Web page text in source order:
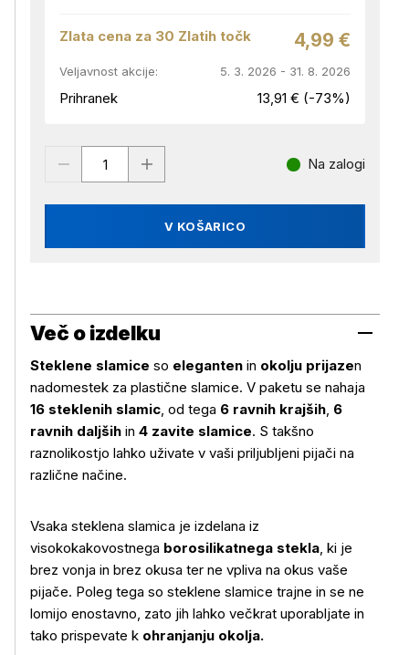
Zlata cena za 30 Zlatih točk 4,99 €
Veljavnost akcije: 5. 3. 2026 - 31. 8. 2026
Prihranek 13,91 € (-73%)
V KOŠARICO
Na zalogi
Več o izdelku
Steklene slamice so eleganten in okolju prijazen
nadomestek za plastične slamice. V paketu se nahaja
16 steklenih slamic, od tega 6 ravnih krajših, 6
ravnih daljših in 4 zavite slamice. S takšno
raznolikostjo lahko uživate v vaši priljubljeni pijači na
različne načine.
Vsaka steklena slamica je izdelana iz
visokokakovostnega borosilikatnega stekla, ki je
brez vonja in brez okusa ter ne vpliva na okus vaše
pijače. Poleg tega so steklene slamice trajne in se ne
lomijo enostavno, zato jih lahko večkrat uporabljate in
tako prispevate k ohranjanju okolja.